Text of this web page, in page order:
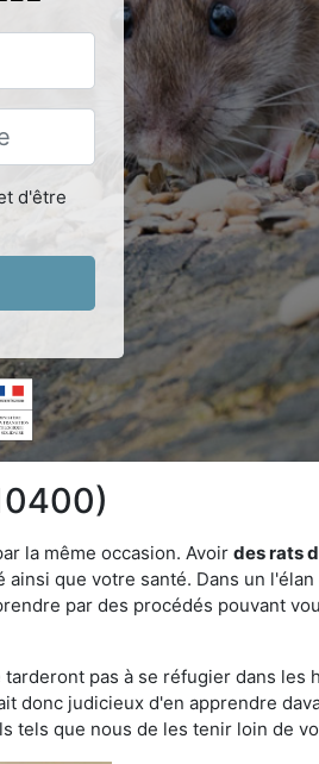
d'être
la même occasion. Avoir des rats
que votre santé. Dans un
par des procédés pouvant
pas à se réfugier dans les
donc judicieux d'en apprendre
tels que nous de les tenir loin de